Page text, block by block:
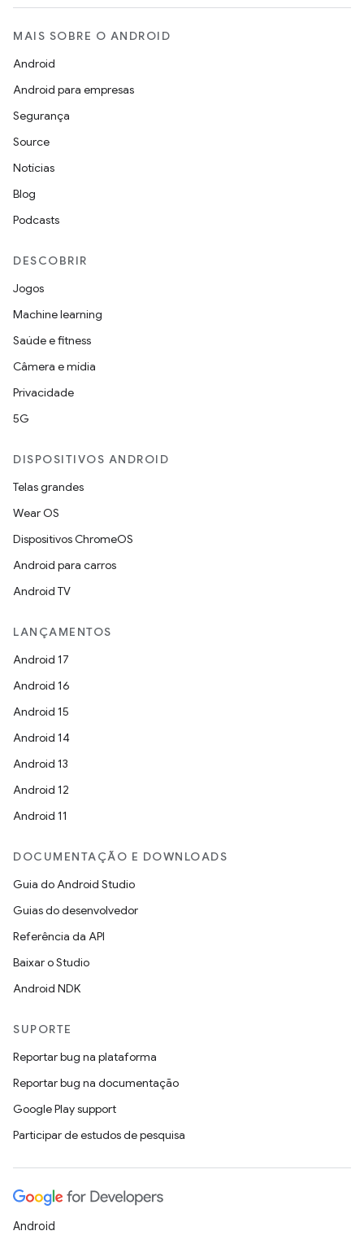
MAIS SOBRE O ANDROID
Android
Android para empresas
Segurança
Source
Notícias
Blog
Podcasts
DESCOBRIR
Jogos
Machine learning
Saúde e fitness
Câmera e mídia
Privacidade
5G
DISPOSITIVOS ANDROID
Telas grandes
Wear OS
Dispositivos ChromeOS
Android para carros
Android TV
LANÇAMENTOS
Android 17
Android 16
Android 15
Android 14
Android 13
Android 12
Android 11
DOCUMENTAÇÃO E DOWNLOADS
Guia do Android Studio
Guias do desenvolvedor
Referência da API
Baixar o Studio
Android NDK
SUPORTE
Reportar bug na plataforma
Reportar bug na documentação
Google Play support
Participar de estudos de pesquisa
Android